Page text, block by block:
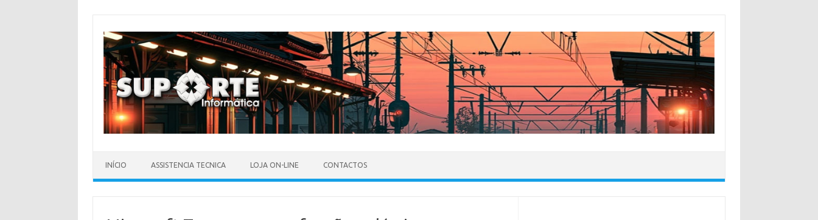
content
INÍCIO ASSISTENCIA TECNICA LOJA ON-LINE CONTACTOS